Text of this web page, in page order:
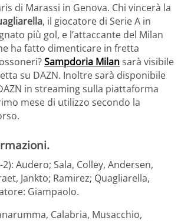
di Marassi in Genova. Chi vincerà la
, il giocatore di Serie A in
più gol, e l’attaccante del Milan
ha fatto dimenticare in fretta
Sampdoria Milansarà visibile
su DAZN. Inoltre sarà disponibile
in streaming sulla piattaforma
mese di utilizzo secondo la
2): Audero; Sala, Colley, Andersen,
Jankto; Ramirez; Quagliarella,
Giampaolo.
Calabria, Musacchio,